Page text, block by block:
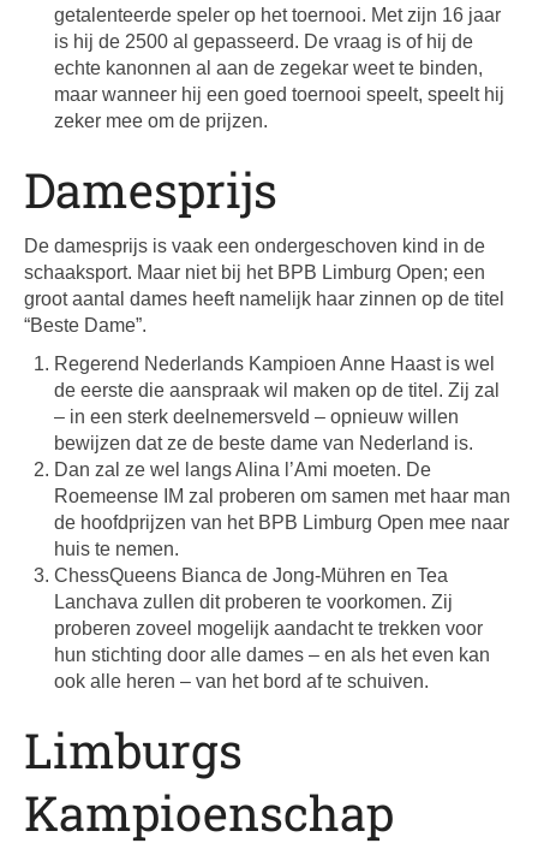
getalenteerde speler op het toernooi. Met zijn 16 jaar
is hij de 2500 al gepasseerd. De vraag is of hij de
echte kanonnen al aan de zegekar weet te binden,
maar wanneer hij een goed toernooi speelt, speelt hij
zeker mee om de prijzen.
Damesprijs
De damesprijs is vaak een ondergeschoven kind in de
schaaksport. Maar niet bij het BPB Limburg Open; een
groot aantal dames heeft namelijk haar zinnen op de titel
“Beste Dame”.
Regerend Nederlands Kampioen Anne Haast is wel
de eerste die aanspraak wil maken op de titel. Zij zal
– in een sterk deelnemersveld – opnieuw willen
bewijzen dat ze de beste dame van Nederland is.
Dan zal ze wel langs Alina l’Ami moeten. De
Roemeense IM zal proberen om samen met haar man
de hoofdprijzen van het BPB Limburg Open mee naar
huis te nemen.
ChessQueens Bianca de Jong-Mühren en Tea
Lanchava zullen dit proberen te voorkomen. Zij
proberen zoveel mogelijk aandacht te trekken voor
hun stichting door alle dames – en als het even kan
ook alle heren – van het bord af te schuiven.
Limburgs
Kampioenschap